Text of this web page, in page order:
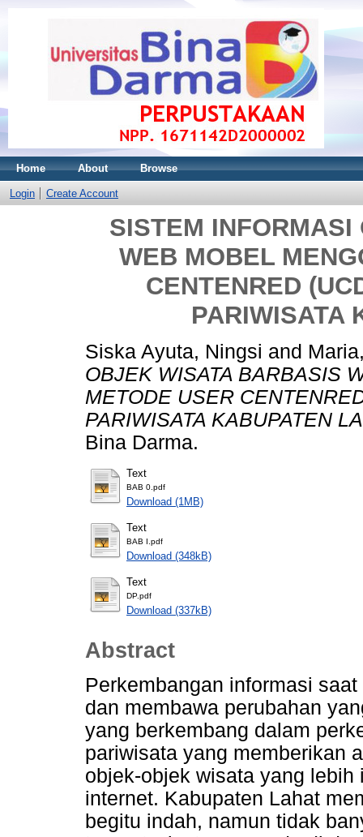
Home About Browse
Login Create Account
SISTEM
WEB MOBEL
CENTENRED
PARIWISATA
Siska Ayuta, Ningsi and
OBJEK WISATA BARBASIS
METODE USER
PARIWISATA KABUPATEN
Bina Darma.
Text
BAB 0.pdf
Download (1MB)
Text
BAB I.pdf
Download (348kB)
Text
DP.pdf
Download (337kB)
Abstract
Perkembangan informasi
dan membawa perubahan
yang berkembang dalam
pariwisata yang memberikan
objek-objek wisata yang
internet. Kabupaten Lahat
begitu indah, namun tidak